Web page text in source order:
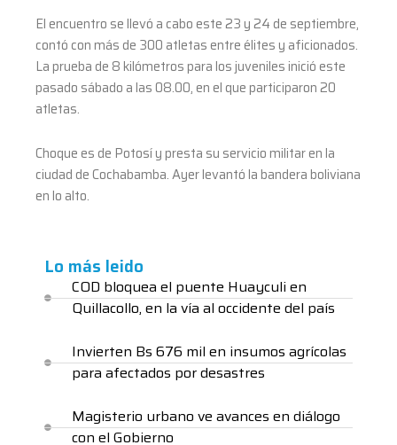
El encuentro se llevó a cabo este 23 y 24 de septiembre,
contó con más de 300 atletas entre élites y aficionados.
La prueba de 8 kilómetros para los juveniles inició este
pasado sábado a las 08.00, en el que participaron 20
atletas.
Choque es de Potosí y presta su servicio militar en la
ciudad de Cochabamba. Ayer levantó la bandera boliviana
en lo alto.
Lo más leido
COD bloquea el puente Huayculi en
Quillacollo, en la vía al occidente del país
Invierten Bs 676 mil en insumos agrícolas
para afectados por desastres
Magisterio urbano ve avances en diálogo
con el Gobierno